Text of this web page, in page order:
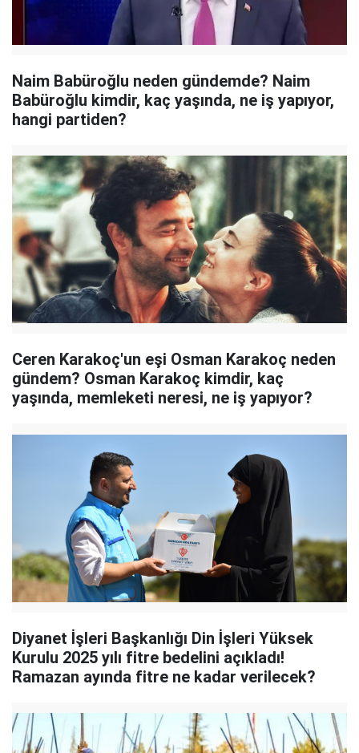
Naim Babüroğlu neden gündemde? Naim
Babüroğlu kimdir, kaç yaşında, ne iş yapıyor,
hangi partiden?
Ceren Karakoç'un eşi Osman Karakoç neden
gündem? Osman Karakoç kimdir, kaç
yaşında, memleketi neresi, ne iş yapıyor?
Diyanet İşleri Başkanlığı Din İşleri Yüksek
Kurulu 2025 yılı fitre bedelini açıkladı!
Ramazan ayında fitre ne kadar verilecek?